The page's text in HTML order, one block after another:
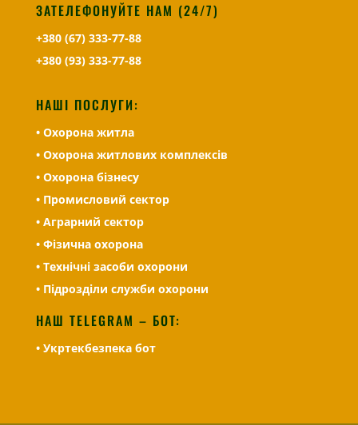
ЗАТЕЛЕФОНУЙТЕ НАМ (24/7)
+380 (67) 333-77-88
+380 (93) 333-77-88
НАШІ ПОСЛУГИ:
• Охорона житла
• Охорона житлових комплексів
• Охорона бізнесу
• Промисловий сектор
• Аграрний сектор
• Фізична охорона
• Технічні засоби охорони
• Підрозділи служби охорони
НАШ TELEGRAM – БОТ:
• Укртекбезпека бот